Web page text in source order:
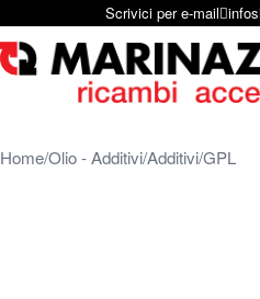
Salta al contenutoScrivici per e-mail
HomeOlio - AdditiviAdditiviGPL